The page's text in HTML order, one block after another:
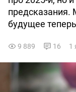
предсказания.
будущее
9 889 16 1